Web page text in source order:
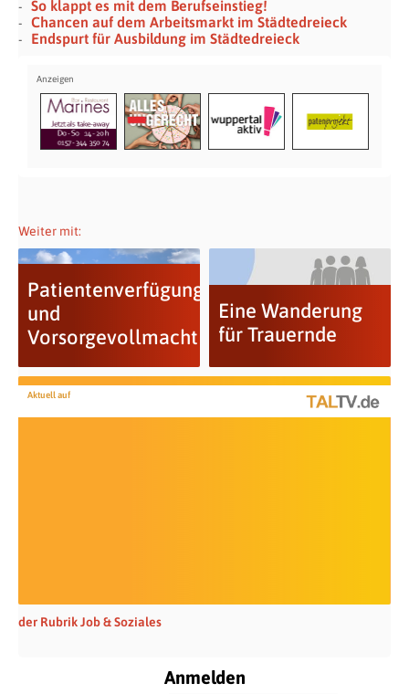
So klappt es mit dem Berufseinstieg!
Chancen auf dem Arbeitsmarkt im Städtedreieck
Endspurt für Ausbildung im Städtedreieck
Weiter mit:
Patientenverfügung
und
Vorsorgevollmacht
Eine Wanderung
für Trauernde
Aktuell auf
der Rubrik Job & Soziales
Anmelden